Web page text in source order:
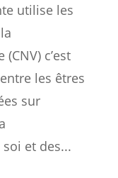
utilise les
c’est
les êtres
sur
et des...